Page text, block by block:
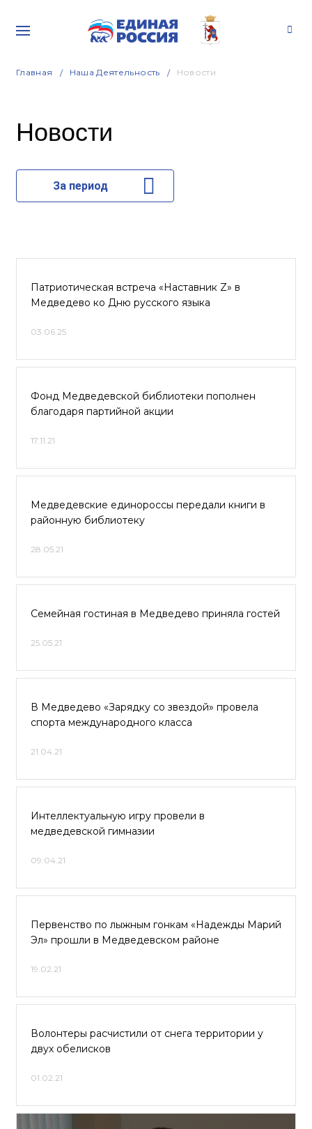
Главная Наша Деятельность Новости
Новости
За период
Патриотическая встреча «Наставник Z» в
Медведево ко Дню русского языка
03.06.25
Фонд Медведевской библиотеки пополнен
благодаря партийной акции
17.11.21
Медведевские единороссы передали книги в
районную библиотеку
28.05.21
Семейная гостиная в Медведево приняла гостей
25.05.21
В Медведево «Зарядку со звездой» провела
спорта международного класса
21.04.21
Интеллектуальную игру провели в
медведевской гимназии
09.04.21
Первенство по лыжным гонкам «Надежды Марий
Эл» прошли в Медведевском районе
19.02.21
Волонтеры расчистили от снега территории у
двух обелисков
01.02.21